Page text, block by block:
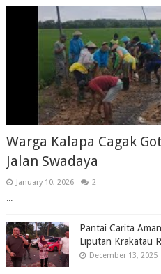
Warga Kalapa Cagak
Jalan Swadaya
January 10, 2026 2
...
Pantai Carita
Liputan Krakatau
December 13, 2025